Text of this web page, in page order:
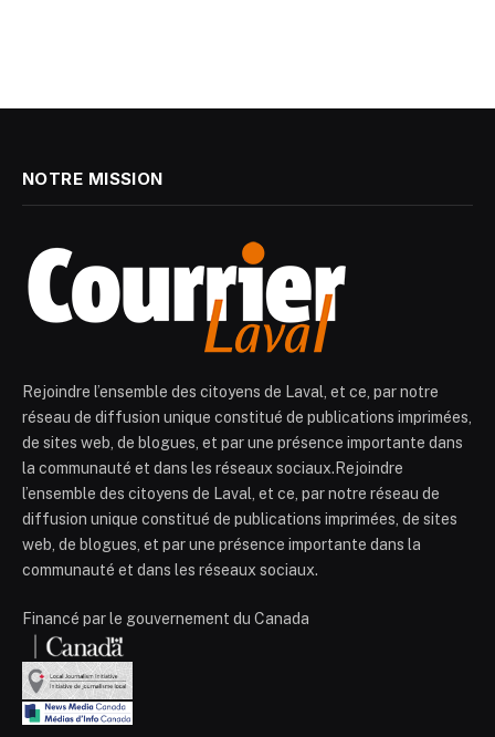
NOTRE MISSION
Rejoindre l’ensemble des citoyens de Laval, et ce, par notre
réseau de diffusion unique constitué de publications imprimées,
de sites web, de blogues, et par une présence importante dans
la communauté et dans les réseaux sociaux.Rejoindre
l’ensemble des citoyens de Laval, et ce, par notre réseau de
diffusion unique constitué de publications imprimées, de sites
web, de blogues, et par une présence importante dans la
communauté et dans les réseaux sociaux.
Financé par le gouvernement du Canada